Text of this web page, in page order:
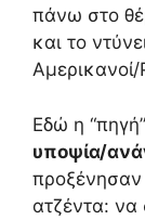
πάνω στο
και το
Αμερικανοί/
Εδώ η
υποψία/
ατζέντα: να